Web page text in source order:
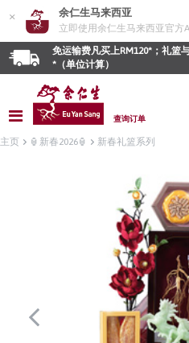
× 余仁生马来西亚
立即使用余仁生马来西亚官方
免运输费凡买上RM120*；礼篮
*（单位计算）
查询订单
主页 🏮新春2026🏮 新春礼篮系列